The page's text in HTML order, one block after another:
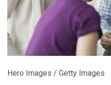
Hero Images / Getty Images